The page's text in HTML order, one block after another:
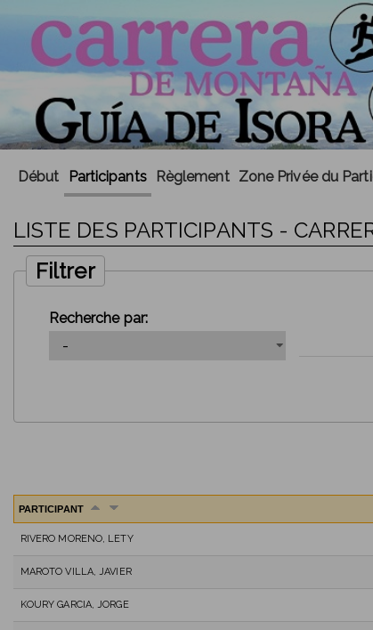
Début Participants Règlement Zone Privée du
LISTE DES PARTICIPANTS -
Filtrer
Recherche par:
PARTICIPANT
RIVERO MORENO, LETY
MAROTO VILLA, JAVIER
KOURY GARCIA, JORGE